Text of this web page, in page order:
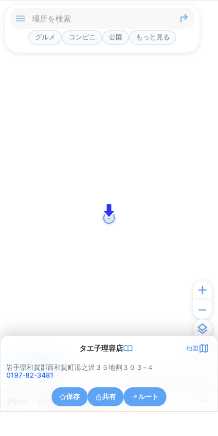
グルメ コンビニ 公園 もっと見る
タエ子理容店 地図
岩手県和賀郡西和賀町湯之沢３５地割３０３−４
0197-82-3481
保存 共有 ルート
岩手県和賀郡西和賀町上野々３８地割
アプリで見る